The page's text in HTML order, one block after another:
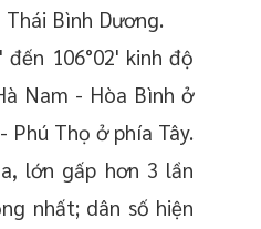
Bình Dương.
106°02' kinh độ
Nam - Hòa Bình ở
Phú Thọ ở phía Tây.
lớn gấp hơn 3 lần
nhất; dân số hiện